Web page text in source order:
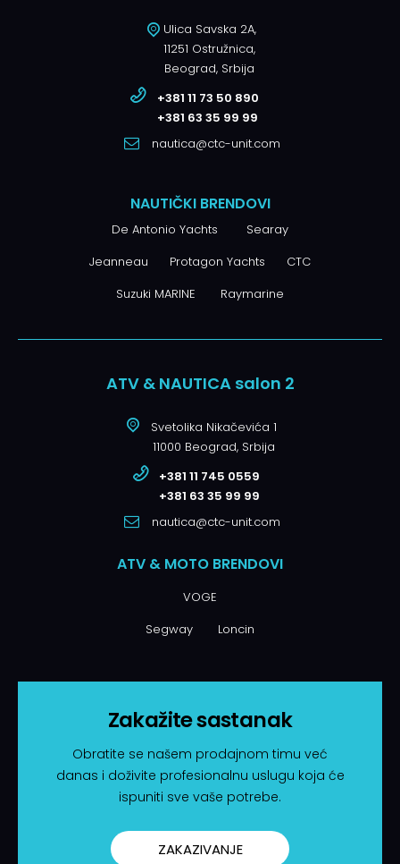
Ulica Savska 2A,
11251 Ostružnica,
Beograd, Srbija
+381 11 73 50 890
+381 63 35 99 99
nautica@ctc-unit.com
NAUTIČKI BRENDOVI
De Antonio Yachts
Searay
Jeanneau Protagon Yachts
CTC
Suzuki MARINE Raymarine
ATV & NAUTICA salon 2
Svetolika Nikačevića 1
11000 Beograd, Srbija
+381 11 745 0559
+381 63 35 99 99
nautica@ctc-unit.com
ATV & MOTO BRENDOVI
VOGE
Segway Loncin
Zakažite sastanak
Obratite se našem prodajnom timu već
danas i doživite profesionalnu uslugu koja će
ispuniti sve vaše potrebe.
ZAKAZIVANJE